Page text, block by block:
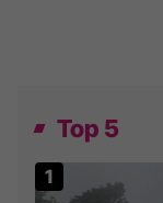
Top 5